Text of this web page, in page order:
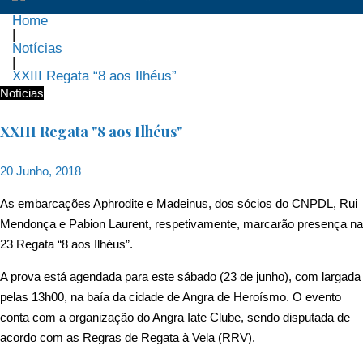
Home
|
Notícias
|
XXIII Regata “8 aos Ilhéus”
Notícias
XXIII Regata "8 aos Ilhéus"
20 Junho, 2018
As embarcações Aphrodite e Madeinus, dos sócios do CNPDL, Rui
Mendonça e Pabion Laurent, respetivamente, marcarão presença na
23 Regata “8 aos Ilhéus”.
A prova está agendada para este sábado (23 de junho), com largada
pelas 13h00, na baía da cidade de Angra de Heroísmo. O evento
conta com a organização do Angra Iate Clube, sendo disputada de
acordo com as Regras de Regata à Vela (RRV).